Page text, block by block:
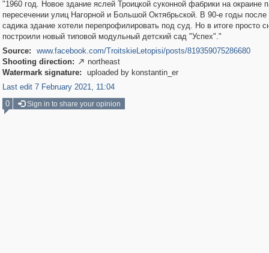
"1960 год. Новое здание яслей Троицкой суконной фабрики на окраине
пересечении улиц Нагорной и Большой Октябрьской. В 90-е годы после
садика здание хотели перепрофилировать под суд. Но в итоге просто
построили новый типовой модульный детский сад "Успех"."
Source:
www.facebook.com/TroitskieLetopisi/posts/819359075286680
Shooting direction:  northeast
Watermark signature:
uploaded by konstantin_er
Last edit 7 February 2021, 11:04
0
Sign in to share your opinion